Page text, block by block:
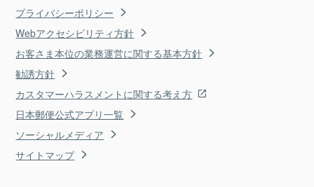
プライバシーポリシー
Webアクセシビリティ方針
お客さま本位の業務運営に関する基本方針
勧誘方針
カスタマーハラスメントに関する考え方
日本郵便公式アプリ一覧
ソーシャルメディア
サイトマップ